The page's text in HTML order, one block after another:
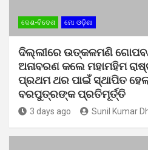
ଦେଶ-ବିଦେଶ ମୋ ଓଡ଼ିଶା
ଦିଲ୍ଲୀରେ ଉତ୍କଳମଣି
ଅନାବରଣ କଲେ ମହାମହିମ
ପ୍ରଥମ ଥର ପାଇଁ ସ୍ଥାପିତ
ବରପୁତ୍ରଙ୍କ ପ୍ରତିମୂର୍ତ୍ତି
3 days ago Sunil Kumar